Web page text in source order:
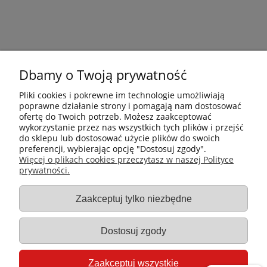
Płatności i dostawa
Gastro-Pol
Moje konto
Dbamy o Twoją prywatność
Pliki cookies i pokrewne im technologie umożliwiają
poprawne działanie strony i pomagają nam dostosować
ofertę do Twoich potrzeb. Możesz zaakceptować
wykorzystanie przez nas wszystkich tych plików i przejść
do sklepu lub dostosować użycie plików do swoich
preferencji, wybierając opcję "Dostosuj zgody".
Więcej o plikach cookies przeczytasz w naszej Polityce
prywatności.
Zaakceptuj tylko niezbędne
Dostosuj zgody
Zaakceptuj wszystkie